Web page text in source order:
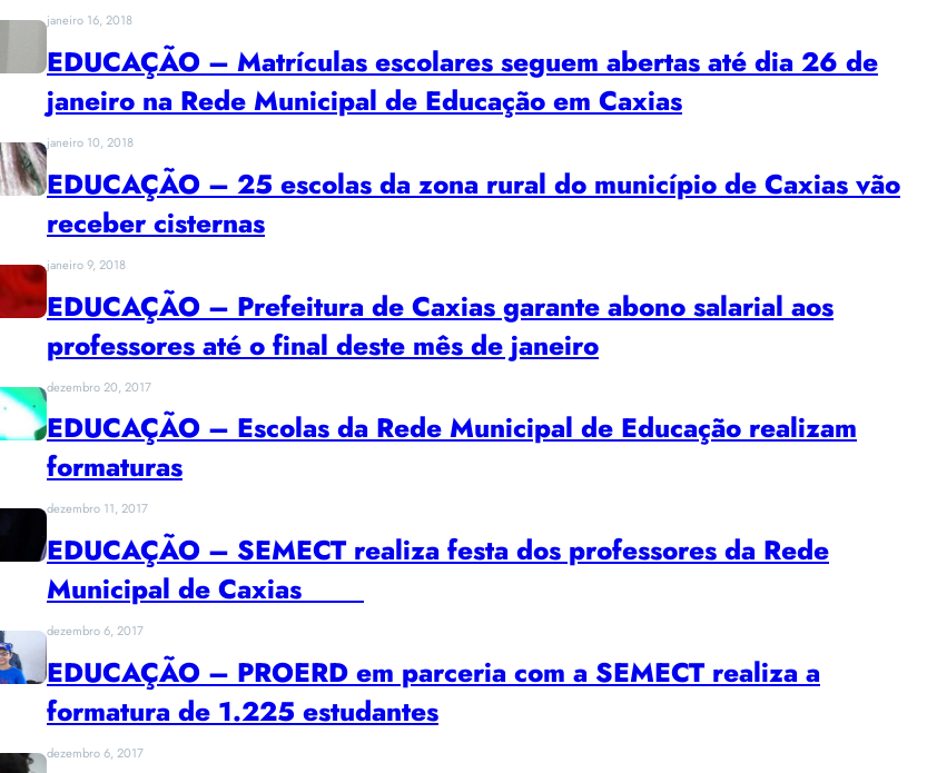
janeiro 16, 2018
EDUCAÇÃO – Matrículas escolares seguem abertas até dia 26 de
janeiro na Rede Municipal de Educação em Caxias
janeiro 10, 2018
EDUCAÇÃO – 25 escolas da zona rural do município de Caxias vão
receber cisternas
janeiro 9, 2018
EDUCAÇÃO – Prefeitura de Caxias garante abono salarial aos
professores até o final deste mês de janeiro
dezembro 20, 2017
EDUCAÇÃO – Escolas da Rede Municipal de Educação realizam
formaturas
dezembro 11, 2017
EDUCAÇÃO – SEMECT realiza festa dos professores da Rede
Municipal de Caxias
dezembro 6, 2017
EDUCAÇÃO – PROERD em parceria com a SEMECT realiza a
formatura de 1.225 estudantes
dezembro 6, 2017